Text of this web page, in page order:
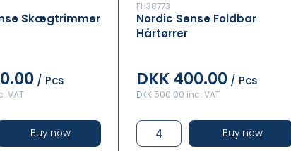
Skægtrimmer
/ Pcs
VAT
Buy now
FH38773
Nordic Sense Foldbar
Hårtørrer
DKK 400.00 / Pcs
DKK 500.00 inc. VAT
Buy now